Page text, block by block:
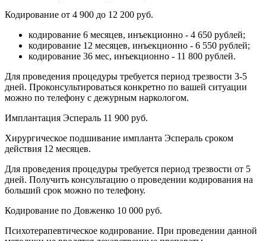
Кодирование от 4 900 до 12 200 руб.
кодирование 6 месяцев, инъекционно - 4 650 рублей;
кодирование 12 месяцев, инъекционно - 6 550 рублей;
кодирование 36 мес, инъекционно - 11 800 рублей.
Для проведения процедуры требуется период трезвости 3-5
дней. Проконсультироваться конкретно по вашей ситуации
можно по телефону с дежурным наркологом.
Имплантация Эспераль 11 900 руб.
Хирургическое подшивание импланта Эспераль сроком
действия 12 месяцев.
Для проведения процедуры требуется период трезвости от 5
дней. Получить консультацию о проведении кодирования на
больший срок можно по телефону.
Кодирование по Довженко 10 000 руб.
Психотерапевтическое кодирование. При проведении данной